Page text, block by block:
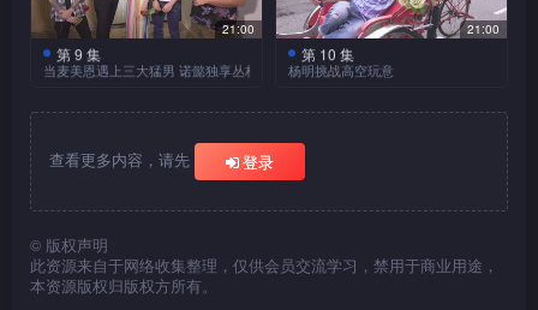
小手作，为Ali送上少女系的手
织人字拖布鞋。二人还闲逛手
作市集，收获丰富！
饭、牛杂，究竟有多滋味？二
人又走进厨艺中心学煮日式料
理，并交流夫妻相处之道；阿
车」，他们于赛道上一试驾驶
单人车的滋味。
流心奄列蛋包饭的制作难
与诺懿走进人气餐厅一同挑
年积极发展音乐事业，诺懿为
她安排到横滨街头卖唱，还兼
任摄影师；阿田亦会细诉享受
贵」的礼物，能否获得阿田欢
心？
二人先到马来西亚怡保大
玩惊险的激流，美恩初见教练
竟马上求爱！享用过大排档的
人再向飞饼大师学艺。品尝正
泪？她更扬言要为将来的男友
21:00
第 9 集
当麦美恩遇上三大猛男 诺懿独享丛林恬静
吉隆坡，一尝特产「猫山
王」！诺懿还会炮制榴梿西多
制作咖喱鸡饭；猛男们则用才
艺表演作回敬，谁能打动美恩
芳心？
与美恩分别后，诺懿深入
槟城丛林，享受独处时光。置
21:00
第 10 集
杨明挑战高空玩意
畏高的诺懿，能否克服恐惧完
成空中飞索等挑战？乔治城有
画。二人再访新派娘惹菜餐
吉隆坡一间创意料理餐
厅，竟将椰浆饭、海南鸡饭改
查看更多内容，请先 登录
© 版权声明
此资源来自于网络收集整理，仅供会员交流学习，禁用于商业用途，
本资源版权归版权方所有。